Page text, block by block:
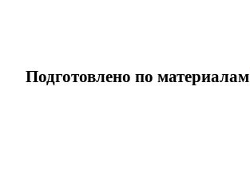
Подготовлено по материалам